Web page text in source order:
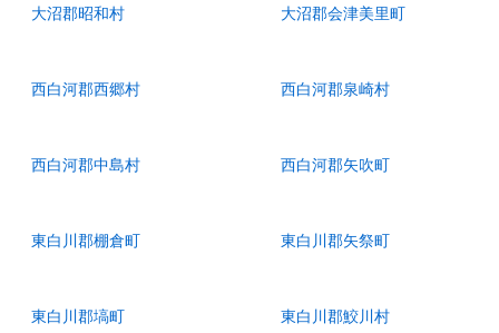
大沼郡昭和村 大沼郡会津美里町
西白河郡西郷村 西白河郡泉崎村
西白河郡中島村 西白河郡矢吹町
東白川郡棚倉町 東白川郡矢祭町
東白川郡塙町 東白川郡鮫川村